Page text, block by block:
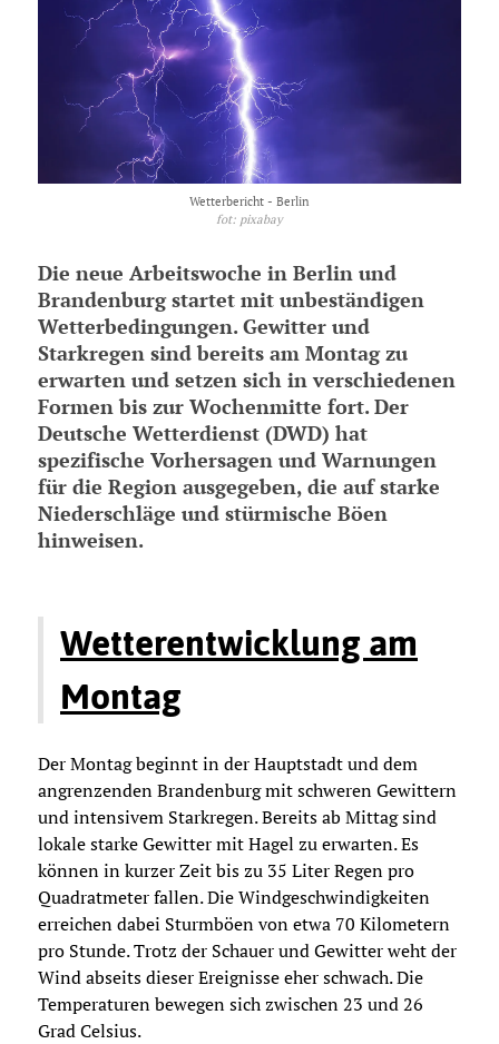
Wetterbericht - Berlin
fot: pixabay
Die neue Arbeitswoche in Berlin und
Brandenburg startet mit unbeständigen
Wetterbedingungen. Gewitter und
Starkregen sind bereits am Montag zu
erwarten und setzen sich in verschiedenen
Formen bis zur Wochenmitte fort. Der
Deutsche Wetterdienst (DWD) hat
spezifische Vorhersagen und Warnungen
für die Region ausgegeben, die auf starke
Niederschläge und stürmische Böen
hinweisen.
Wetterentwicklung am
Montag
Der Montag beginnt in der Hauptstadt und dem
angrenzenden Brandenburg mit schweren Gewittern
und intensivem Starkregen. Bereits ab Mittag sind
lokale starke Gewitter mit Hagel zu erwarten. Es
können in kurzer Zeit bis zu 35 Liter Regen pro
Quadratmeter fallen. Die Windgeschwindigkeiten
erreichen dabei Sturmböen von etwa 70 Kilometern
pro Stunde. Trotz der Schauer und Gewitter weht der
Wind abseits dieser Ereignisse eher schwach. Die
Temperaturen bewegen sich zwischen 23 und 26
Grad Celsius.